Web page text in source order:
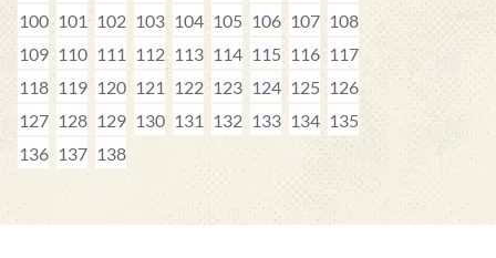
100 101 102 103 104 105 106 107 108
109 110 111 112 113 114 115 116 117
118 119 120 121 122 123 124 125 126
127 128 129 130 131 132 133 134 135
136 137 138